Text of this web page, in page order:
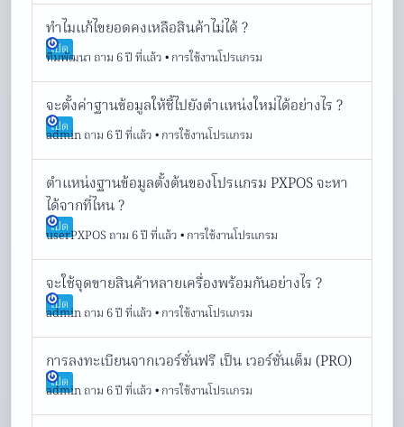
ทำไมแก้ไขยอดคงเหลือสินค้าไม่ได้ ?
เปิด
ทีมพัฒนา ถาม 6 ปี ที่แล้ว•การใช้งานโปรแกรม
จะตั้งค่าฐานข้อมูลให้ชี้ไปยังตำแหน่งใหม่ได้อย่างไร ?
เปิด
adminถาม 6 ปี ที่แล้ว•การใช้งานโปรแกรม
ตำแหน่งฐานข้อมูลตั้งต้นของโปรแกรม PXPOS จะหา
ได้จากที่ไหน ?
เปิด
userPXPOS ถาม 6 ปี ที่แล้ว•การใช้งานโปรแกรม
จะใช้จุดขายสินค้าหลายเครื่องพร้อมกันอย่างไร ?
เปิด
adminถาม 6 ปี ที่แล้ว•การใช้งานโปรแกรม
การลงทะเบียนจากเวอร์ชั่นฟรี เป็น เวอร์ชั่นเต็ม (PRO)
เปิด
adminถาม 6 ปี ที่แล้ว•การใช้งานโปรแกรม